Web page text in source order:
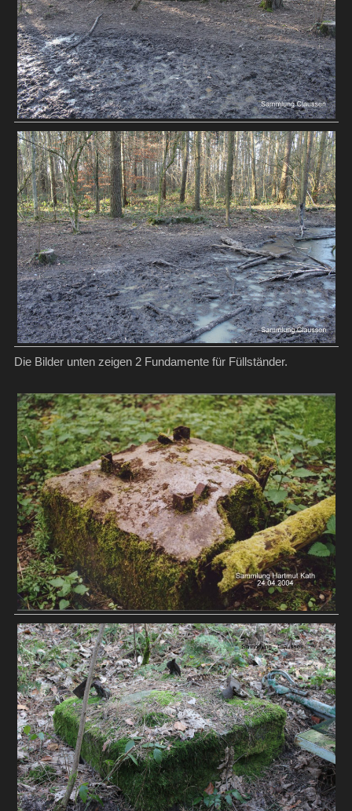
Die Bilder unten zeigen 2 Fundamente für Füllständer.